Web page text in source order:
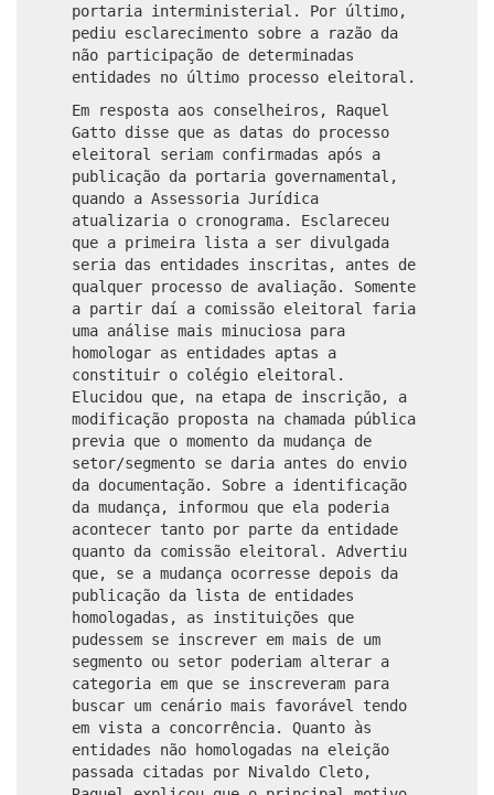
portaria interministerial. Por último,
pediu esclarecimento sobre a razão da
não participação de determinadas
entidades no último processo eleitoral.
Em resposta aos conselheiros, Raquel
Gatto disse que as datas do processo
eleitoral seriam confirmadas após a
publicação da portaria governamental,
quando a Assessoria Jurídica
atualizaria o cronograma. Esclareceu
que a primeira lista a ser divulgada
seria das entidades inscritas, antes de
qualquer processo de avaliação. Somente
a partir daí a comissão eleitoral faria
uma análise mais minuciosa para
homologar as entidades aptas a
constituir o colégio eleitoral.
Elucidou que, na etapa de inscrição, a
modificação proposta na chamada pública
previa que o momento da mudança de
setor/segmento se daria antes do envio
da documentação. Sobre a identificação
da mudança, informou que ela poderia
acontecer tanto por parte da entidade
quanto da comissão eleitoral. Advertiu
que, se a mudança ocorresse depois da
publicação da lista de entidades
homologadas, as instituições que
pudessem se inscrever em mais de um
segmento ou setor poderiam alterar a
categoria em que se inscreveram para
buscar um cenário mais favorável tendo
em vista a concorrência. Quanto às
entidades não homologadas na eleição
passada citadas por Nivaldo Cleto,